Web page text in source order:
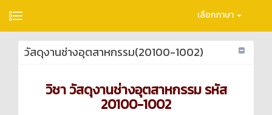
เลือกภาษา
วัสดุงานช่างอุตสาหกรรม(20100-1002)
วิชา วัสดุงานช่างอุตสาหกรรม รหัส
20100-1002